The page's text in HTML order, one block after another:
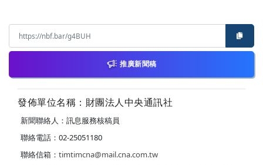
推廣新聞稿
發佈單位名稱：財團法人中央通訊社
新聞聯絡人：訊息服務核稿員
聯絡電話：02-25051180
聯絡信箱： timtimcna@mail.cna.com.tw